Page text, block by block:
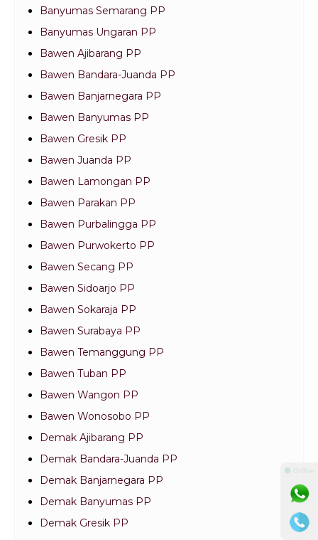
Banyumas Semarang PP
Banyumas Ungaran PP
Bawen Ajibarang PP
Bawen Bandara-Juanda PP
Bawen Banjarnegara PP
Bawen Banyumas PP
Bawen Gresik PP
Bawen Juanda PP
Bawen Lamongan PP
Bawen Parakan PP
Bawen Purbalingga PP
Bawen Purwokerto PP
Bawen Secang PP
Bawen Sidoarjo PP
Bawen Sokaraja PP
Bawen Surabaya PP
Bawen Temanggung PP
Bawen Tuban PP
Bawen Wangon PP
Bawen Wonosobo PP
Demak Ajibarang PP
Demak Bandara-Juanda PP
Demak Banjarnegara PP
Demak Banyumas PP
Demak Gresik PP
⚫ Online